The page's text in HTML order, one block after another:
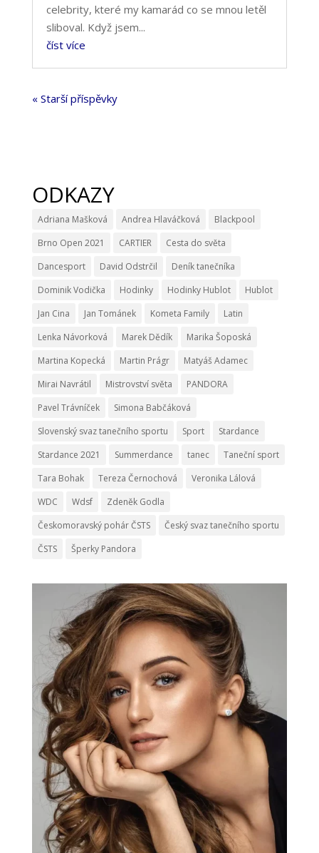
celebrity, které my kamarád co se mnou letěl
sliboval. Když jsem...
číst více
« Starší příspěvky
ODKAZY
Adriana Mašková Andrea Hlaváčková
Blackpool
Brno Open 2021
CARTIER
Cesta do světa
Dancesport
David Odstrčil
Deník tanečníka
Dominik Vodička
Hodinky Hodinky Hublot
Hublot
Jan Cina
Jan Tománek Kometa Family
Latin
Lenka Návorková
Marek Dědík
Marika Šoposká
Martina Kopecká
Martin Prágr
Matyáš Adamec
Mirai Navrátil
Mistrovství světa
PANDORA
Pavel Trávníček
Simona Babčáková
Slovenský svaz tanečního sportu
Sport
Stardance
Stardance 2021
Summerdance tanec
Taneční sport
Tara Bohak
Tereza Černochová
Veronika Lálová
WDC
Wdsf
Zdeněk Godla
Českomoravský pohár ČSTS
Český svaz tanečního sportu
ČSTS
Šperky Pandora